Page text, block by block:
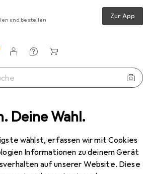
Deine Wahl.
wählst, erfassen wir mit Cookies
Informationen zu deinem Gerät
auf unserer Website. Diese
und bestellen Zur App
Heusser Zylinderolive 3413
Zylinderolive 3413